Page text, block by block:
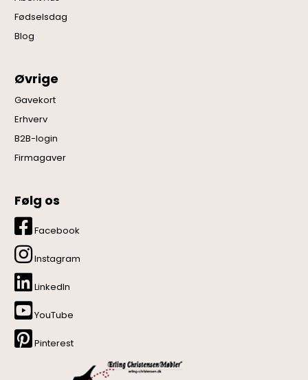
Fødselsdag
Blog
Øvrige
Gavekort
Erhverv
B2B-login
Firmagaver
Følg os
Facebook
Instagram
LinkedIn
YouTube
Pinterest